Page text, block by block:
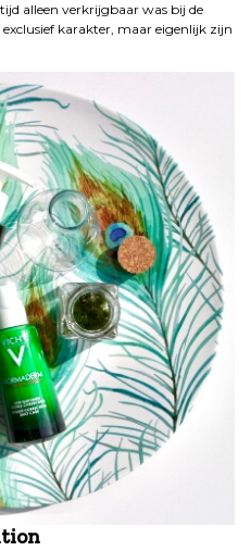
alleen verkrijgbaar was bij de
karakter, maar eigenlijk zijn